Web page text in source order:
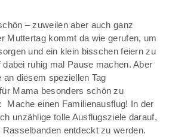
– zuweilen aber auch ganz
Muttertag kommt da wie gerufen, um
und ein klein bisschen feiern zu
ruhig mal Pause machen. Aber
diesem speziellen Tag
Mama besonders schön zu
Mache einen Familienausflug! In der
unzählige tolle Ausflugsziele darauf,
entdeckt zu werden.